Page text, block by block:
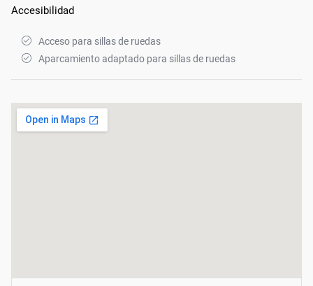
Accesibilidad
Acceso para sillas de ruedas
Aparcamiento adaptado para sillas de ruedas